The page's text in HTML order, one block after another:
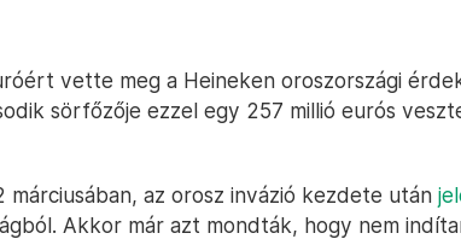
vette meg a Heineken oroszországi
sörfőzője ezzel egy 257 millió eurós
az orosz invázió kezdete után
Akkor már azt mondták, hogy nem